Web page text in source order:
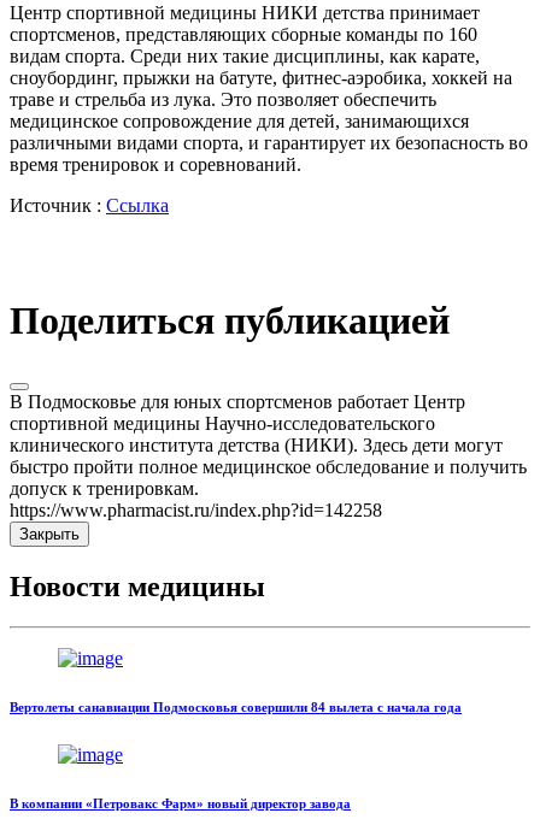
Центр спортивной медицины НИКИ детства принимает
спортсменов, представляющих сборные команды по 160
видам спорта. Среди них такие дисциплины, как карате,
сноубординг, прыжки на батуте, фитнес-аэробика, хоккей на
траве и стрельба из лука. Это позволяет обеспечить
медицинское сопровождение для детей, занимающихся
различными видами спорта, и гарантирует их безопасность во
время тренировок и соревнований.
Источник : Ссылка
Поделиться публикацией
В Подмосковье для юных спортсменов работает Центр
спортивной медицины Научно-исследовательского
клинического института детства (НИКИ). Здесь дети могут
быстро пройти полное медицинское обследование и получить
допуск к тренировкам.
https://www.pharmacist.ru/index.php?id=142258
Закрыть
Новости медицины
Вертолеты санавиации Подмосковья совершили 84 вылета с начала года
В компании «Петровакс Фарм» новый директор завода